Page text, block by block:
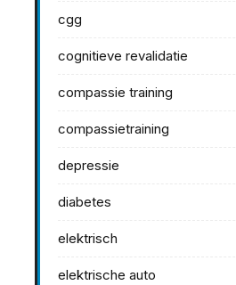
cgg
cognitieve revalidatie
compassie training
compassietraining
depressie
diabetes
elektrisch
elektrische auto